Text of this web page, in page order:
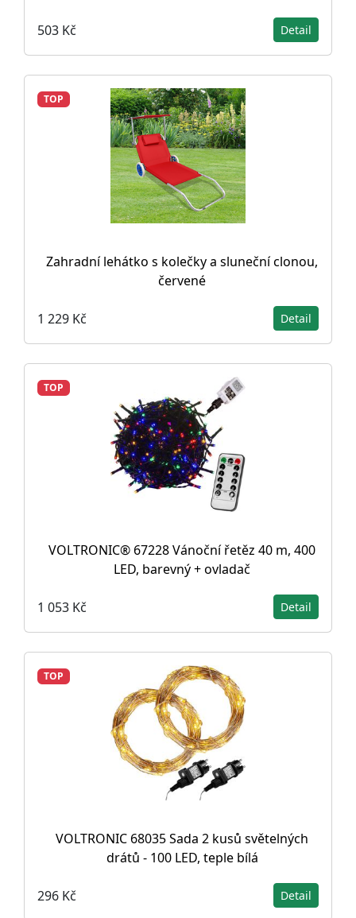
503 Kč Detail
TOP
Zahradní lehátko s kolečky a sluneční clonou,
červené
1 229 Kč Detail
TOP
VOLTRONIC® 67228 Vánoční řetěz 40 m, 400
LED, barevný + ovladač
1 053 Kč Detail
TOP
VOLTRONIC 68035 Sada 2 kusů světelných
drátů - 100 LED, teple bílá
296 Kč Detail